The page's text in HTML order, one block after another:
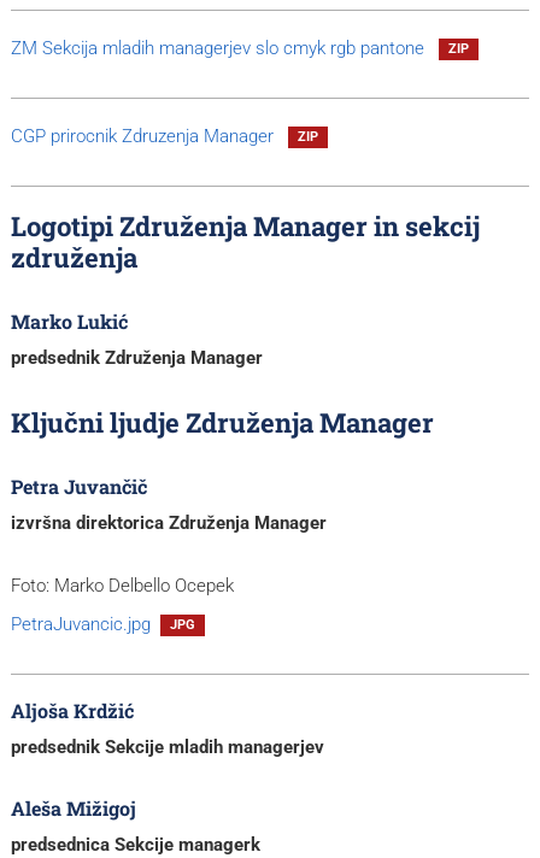
Logotipi Združenja Manager in sekcij
združenja
ZM Sekcija mladih managerjev slo cmyk rgb pantone ZIP
CGP prirocnik Zdruzenja Manager ZIP
Ključni ljudje Združenja Manager
Marko Lukić
predsednik Združenja Manager
Petra Juvančič
izvršna direktorica Združenja Manager
Foto: Marko Delbello Ocepek
PetraJuvancic.jpg
JPG
Aljoša Krdžić
predsednik Sekcije mladih managerjev
Aleša Mižigoj
predsednica Sekcije managerk